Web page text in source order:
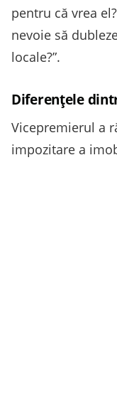
pentru că vrea
nevoie să
locale?”.
Diferențele
Vicepremierul a
impozitare a